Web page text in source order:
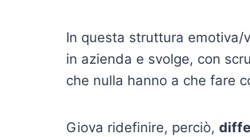
In questa struttura emotiva/
in azienda e svolge, con
che nulla hanno a che fare
Giova ridefinire, perciò,